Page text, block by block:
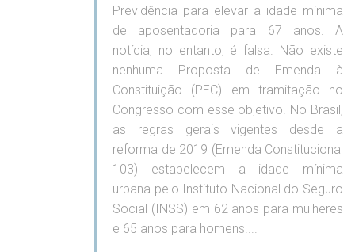
Previdência para elevar a idade mínima
de aposentadoria para 67 anos. A
notícia, no entanto, é falsa. Não existe
nenhuma Proposta de Emenda à
Constituição (PEC) em tramitação no
Congresso com esse objetivo. No Brasil,
as regras gerais vigentes desde a
reforma de 2019 (Emenda Constitucional
103) estabelecem a idade mínima
urbana pelo Instituto Nacional do Seguro
Social (INSS) em 62 anos para mulheres
e 65 anos para homens....